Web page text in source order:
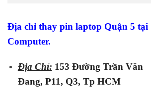
Địa chỉ thay pin laptop Quận 5 tại
Computer.
Địa Chỉ: 153 Đường Trần Văn
Đang, P11, Q3, Tp HCM